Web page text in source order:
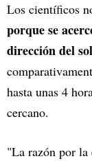
Los científicos
porque se
dirección del sol
hasta unas 4
cercano.
"La razón por la